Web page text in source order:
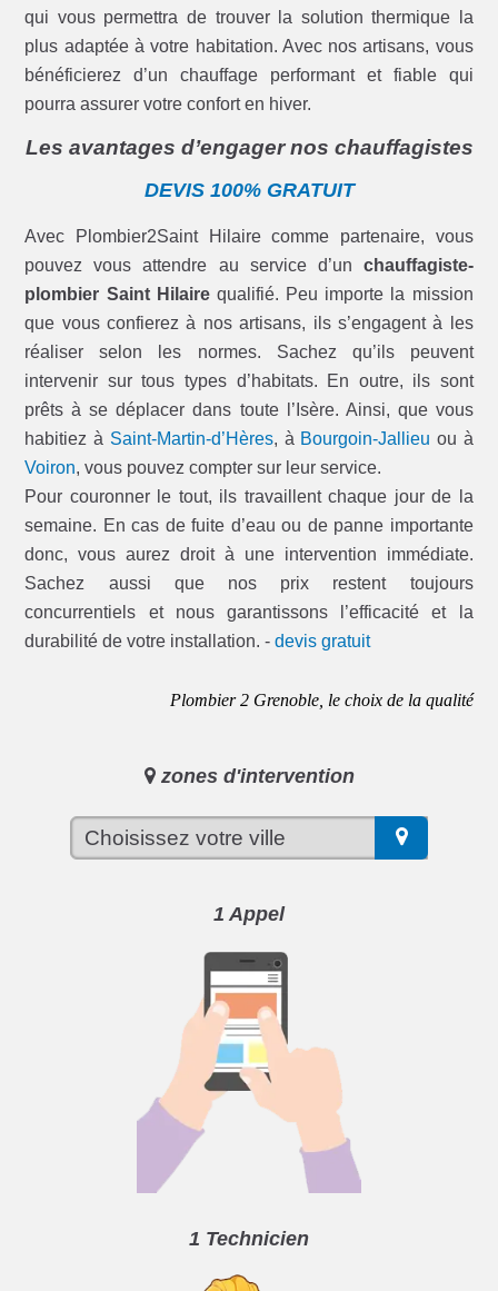
qui vous permettra de trouver la solution thermique la
plus adaptée à votre habitation. Avec nos artisans, vous
bénéficierez d’un chauffage performant et fiable qui
pourra assurer votre confort en hiver.
Les avantages d’engager nos chauffagistes
DEVIS 100% GRATUIT
Avec Plombier2Saint Hilaire comme partenaire, vous
pouvez vous attendre au service d’un chauffagiste-
plombier Saint Hilairequalifié. Peu importe la mission
que vous confierez à nos artisans, ils s’engagent à les
réaliser selon les normes. Sachez qu’ils peuvent
intervenir sur tous types d’habitats. En outre, ils sont
prêts à se déplacer dans toute l’Isère. Ainsi, que vous
habitiez à Saint-Martin-d’Hères, à Bourgoin-Jallieu ou à
Voiron, vous pouvez compter sur leur service.
Pour couronner le tout, ils travaillent chaque jour de la
semaine. En cas de fuite d’eau ou de panne importante
donc, vous aurez droit à une intervention immédiate.
Sachez aussi que nos prix restent toujours
concurrentiels et nous garantissons l’efficacité et la
durabilité de votre installation. -devis gratuit
Plombier 2 Grenoble, le choix de la qualité
zones d'intervention
1 Appel
1 Technicien